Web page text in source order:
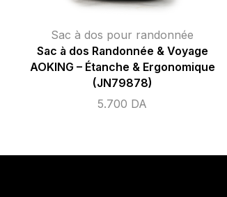
Sac à dos pour randonnée
Sac à dos Randonnée & Voyage
AOKING – Étanche & Ergonomique
(JN79878)
5.700 DA